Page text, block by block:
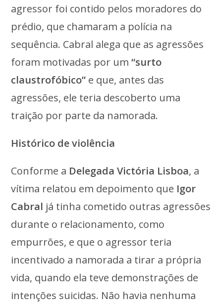
agressor foi contido pelos moradores do
prédio, que chamaram a polícia na
sequência. Cabral alega que as agressões
foram motivadas por um“surto
claustrofóbico” e que, antes das
agressões, ele teria descoberto uma
traição por parte da namorada.
Histórico de violência
Conforme a Delegada Victória Lisboa, a
vítima relatou em depoimento que Igor
Cabral já tinha cometido outras agressões
durante o relacionamento, como
empurrões, e que o agressor teria
incentivado a namorada a tirar a própria
vida, quando ela teve demonstrações de
intenções suicidas. Não havia nenhuma